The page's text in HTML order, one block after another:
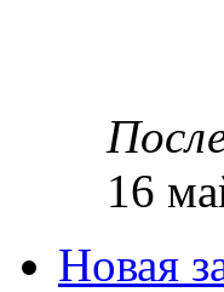
16
Новая